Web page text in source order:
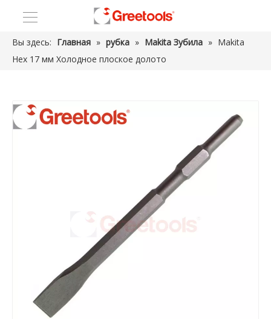
Вы здесь: Главная » рубка » Makita Зубила » Makita
Hex 17 мм Холодное плоское долото